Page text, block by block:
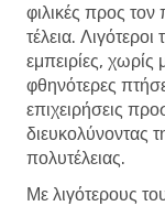
φιλικές προς
τέλεια. Λιγότεροι
εμπειρίες, χωρίς
φθηνότερες
επιχειρήσεις
διευκολύνοντας
πολυτέλειας.
Με λιγότερους